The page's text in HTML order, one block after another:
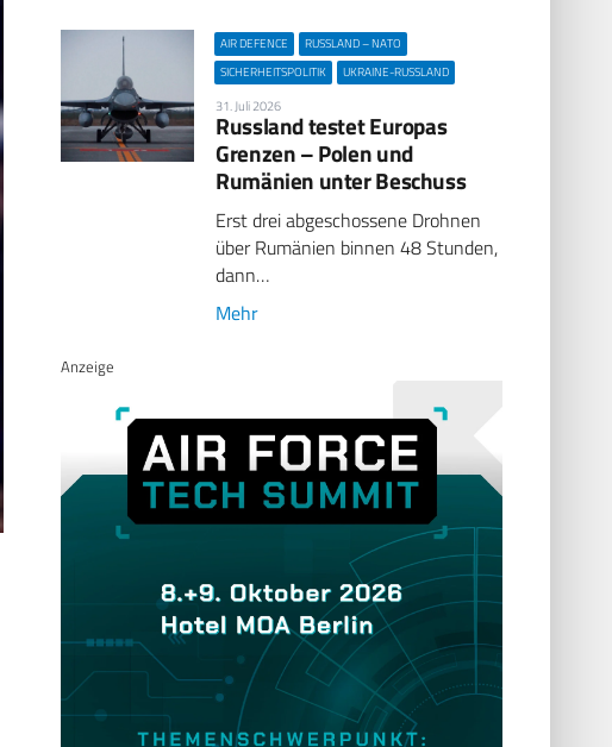
AIR DEFENCE
RUSSLAND – NATO
SICHERHEITSPOLITIK
UKRAINE-RUSSLAND
31. Juli 2026
Russland testet Europas
Grenzen – Polen und
Rumänien unter Beschuss
Erst drei abgeschossene Drohnen
über Rumänien binnen 48 Stunden,
dann…
Mehr
Anzeige